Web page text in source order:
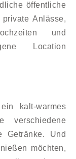
öffentliche
Anlässe,
und
Location
kalt-warmes
verschiedene
Getränke. Und
möchten,